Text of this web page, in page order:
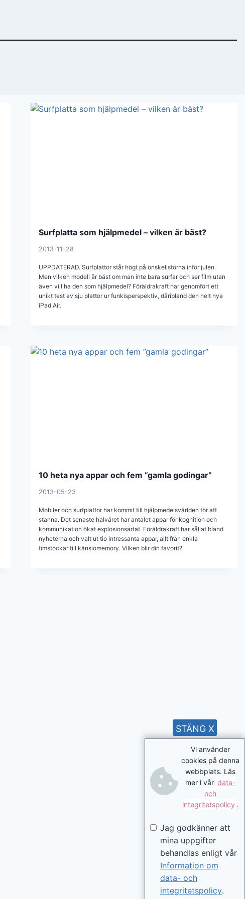
Surfplatta som hjälpmedel – vilken är bäst?
2013-11-28
UPPDATERAD. Surfplattor står högt på önskelistorna inför julen.
Men vilken modell är bäst om man inte bara surfar och ser film utan
även vill ha den som hjälpmedel? Föräldrakraft har genomfört ett
unikt test av sju plattor ur funkisperspektiv, däribland den helt nya
iPad Air.
10 heta nya appar och fem ”gamla godingar”
2013-05-23
Mobiler och surfplattor har kommit till hjälpmedelsvärlden för att
stanna. Det senaste halvåret har antalet appar för kognition och
kommunikation ökat explosionsartat. Föräldrakraft har sållat bland
nyheterna och valt ut tio intressanta appar, allt från enkla
timstockar till känslomemory. Vilken blir din favorit?
Vi använder
cookies på denna
webbplats. Läs
mer i vår data-
och
integritetspolicy .
Jag godkänner att
mina uppgifter
behandlas enligt vår
Information om
data- och
integritetspolicy.
STÄNG X